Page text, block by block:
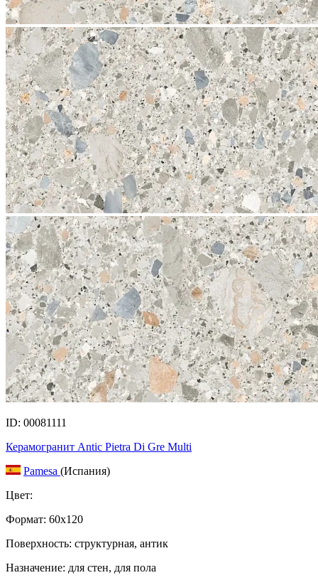
ID: 00081111
Керамогранит Antic Pietra Di Gre Multi
Pamesa (Испания)
Цвет:
Формат: 60x120
Поверхность: структурная, антик
Назначение: для стен, для пола